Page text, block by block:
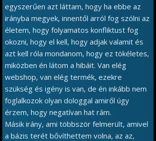
egyszerűen azt láttam, hogy ha ebbe az
irányba megyek, innentől arról fog szólni az
életem, hogy folyamatos konfliktust fog
okozni, hogy el kell, hogy adjak valamit és
azt kell róla mondanom, hogy ez tökéletes,
miközben én látom a hibáit. Van elég
webshop, van elég termék, ezekre
szükség és igény is van, de én inkább nem
foglalkozok olyan dologgal amiről úgy
érzem, hogy negatívan hat rám.
Másik irány, ami többször felmerült, amivel
a bázis terét bővíthettem volna, az az,